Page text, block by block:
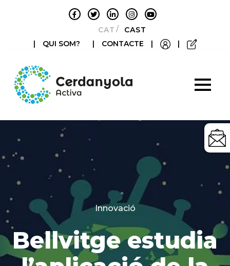
CATALÀCASTELLANO
|
QUI SOM? | CONTACTE | |
Categories
Innovació
Bellvitge estudia